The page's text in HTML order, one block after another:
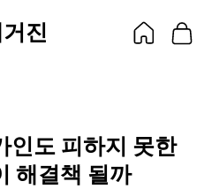
진
인도 피하지 못한
해결책 될까